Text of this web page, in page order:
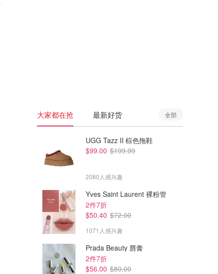
$1175.00
Ganni 中筒棕色绒面骑士靴
$325.00
Ganni 铆钉短靴
大家都在抢 最新好货 全部
UGG Tazz II 棕色拖鞋
$99.00 $199.99
2080人感兴趣
Yves Saint Laurent 裸粉管
2件7折
$50.40 $72.00
1071人感兴趣
Prada Beauty 唇膏
2件7折
$56.00 $80.00